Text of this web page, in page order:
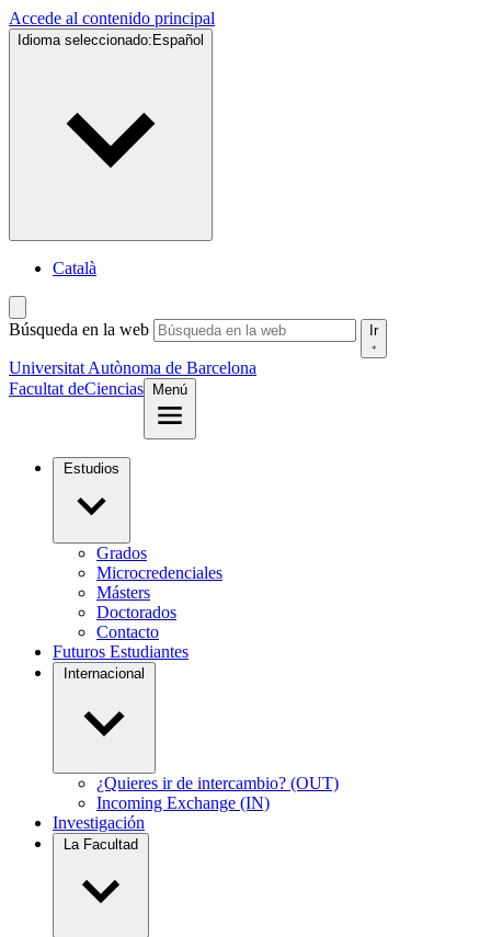
Accede al contenido principal
Idioma seleccionado: Español
Català
Búsqueda en la web Ir
Universitat Autònoma de Barcelona
Facultat deCiencias Menú
Estudios
Grados
Microcredenciales
Másters
Doctorados
Contacto
Futuros Estudiantes
Internacional
¿Quieres ir de intercambio? (OUT)
Incoming Exchange (IN)
Investigación
La Facultad